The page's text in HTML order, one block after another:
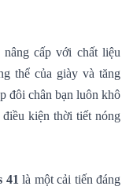
nâng cấp với chất liệu
thể của giày và tăng
đôi chân bạn luôn khô
kiện thời tiết nóng
41 là một cải tiến đáng